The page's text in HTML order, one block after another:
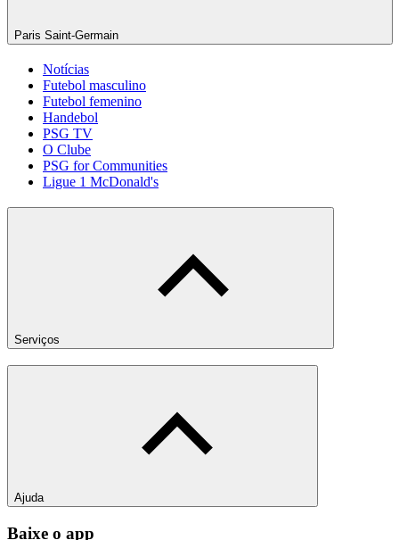
Paris Saint-Germain
Notícias
Futebol masculino
Futebol femenino
Handebol
PSG TV
O Clube
PSG for Communities
Ligue 1 McDonald's
Serviços
Ajuda
Baixe o app